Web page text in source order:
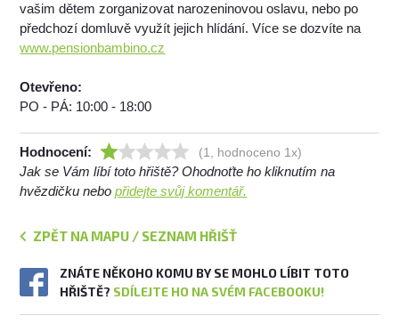
vašim dětem zorganizovat narozeninovou oslavu, nebo po
předchozí domluvě využít jejich hlídání. Více se dozvíte na
www.pensionbambino.cz
Otevřeno:
PO - PÁ: 10:00 - 18:00
Hodnocení: (1, hodnoceno 1x)
Jak se Vám líbí toto hřiště? Ohodnoťte ho kliknutím na
hvězdičku nebopřidejte svůj komentář.
ZPĚT NA MAPU / SEZNAM HŘIŠŤ
ZNÁTE NĚKOHO KOMU BY SE MOHLO LÍBIT TOTO
HŘIŠTĚ? SDÍLEJTE HO NA SVÉM FACEBOOKU!